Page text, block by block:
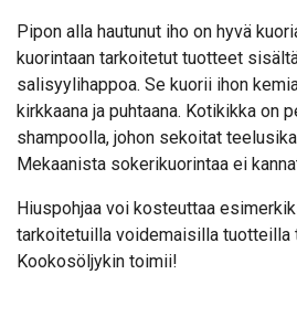
Pipon alla hautunut iho on hyvä
kuorintaan tarkoitetut tuotteet
salisyylihappoa. Se kuorii ihon
kirkkaana ja puhtaana. Kotikikka on
shampoolla, johon sekoitat
Mekaanista sokerikuorintaa ei
Hiuspohjaa voi kosteuttaa
tarkoitetuilla voidemaisilla tuotteilla
Kookosöljykin toimii!